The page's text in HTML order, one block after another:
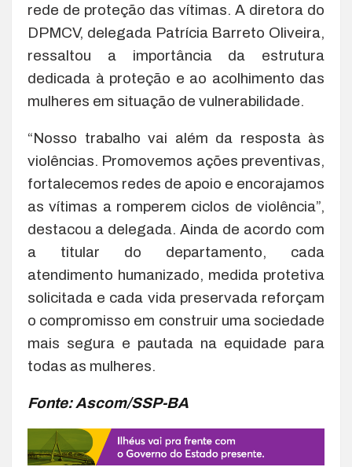
rede de proteção das vítimas. A diretora do
DPMCV, delegada Patrícia Barreto Oliveira,
ressaltou a importância da estrutura
dedicada à proteção e ao acolhimento das
mulheres em situação de vulnerabilidade.
“Nosso trabalho vai além da resposta às
violências. Promovemos ações preventivas,
fortalecemos redes de apoio e encorajamos
as vítimas a romperem ciclos de violência”,
destacou a delegada. Ainda de acordo com
a titular do departamento, cada
atendimento humanizado, medida protetiva
solicitada e cada vida preservada reforçam
o compromisso em construir uma sociedade
mais segura e pautada na equidade para
todas as mulheres.
Fonte: Ascom/SSP-BA